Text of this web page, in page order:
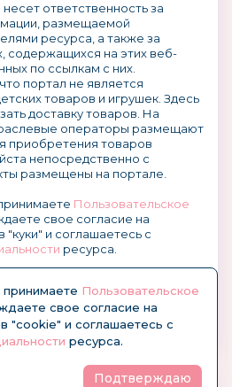
несет ответственность за
размещаемой
ресурса, а также за
содержащихся на этих веб-
по ссылкам с них.
портал не является
товаров и игрушек. Здесь
доставку товаров. На
операторы размещают
приобретения товаров
непосредственно с
размещены на портале.
Пользовательское
свое согласие на
и соглашаетесь с
ресурса.
2004-2026
Пользовательское
свое согласие на
"cookie" и соглашаетесь с
ресурса.
Подтверждаю